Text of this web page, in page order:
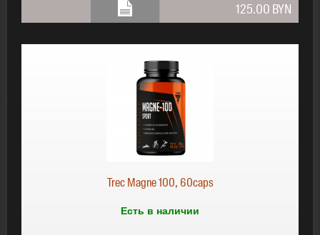
125.00 BYN
Trec Magne 100, 60caps
Есть в наличии